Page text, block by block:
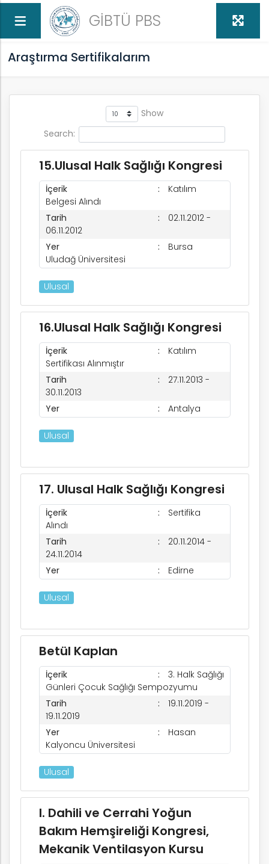
GİBTÜ PBS
Araştırma Sertifikalarım
Show
Search:
15.Ulusal Halk Sağlığı Kongresi
İçerik
Katılım
Belgesi Alındı
Tarih
02.11.2012 -
06.11.2012
Yer
Bursa
Uludağ Üniversitesi
Ulusal
16.Ulusal Halk Sağlığı Kongresi
İçerik
Katılım
Sertifikası Alınmıştır
Tarih
27.11.2013 -
30.11.2013
Yer
Antalya
Ulusal
17. Ulusal Halk Sağlığı Kongresi
İçerik
Sertifika
Alındı
Tarih
20.11.2014 -
24.11.2014
Yer
Edirne
Ulusal
Betül Kaplan
İçerik
3. Halk Sağlığı
Günleri Çocuk Sağlığı Sempozyumu
Tarih
19.11.2019 -
19.11.2019
Yer
Hasan
Kalyoncu Üniversitesi
Ulusal
I. Dahili ve Cerrahi Yoğun
Bakım Hemşireliği Kongresi,
Mekanik Ventilasyon Kursu